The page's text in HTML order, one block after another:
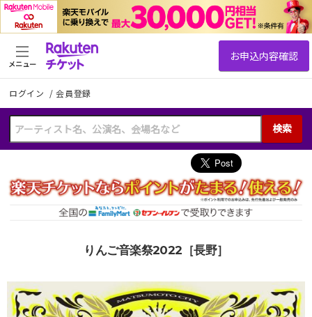
ログイン /会員登録
検索
メニュー
りんご音楽祭2022［長野］